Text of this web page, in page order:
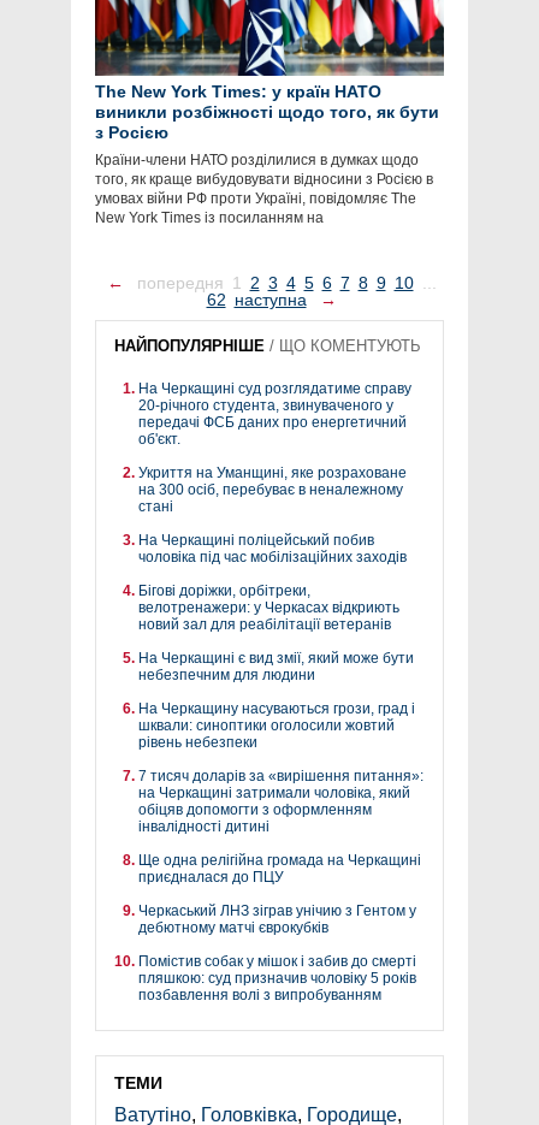
The New York Times: у країн НАТО
виникли розбіжності щодо того, як бути
з Росією
Країни-члени НАТО розділилися в думках щодо
того, як краще вибудовувати відносини з Росією в
умовах війни РФ проти Україні, повідомляє The
New York Times із посиланням на
← попередня 1 2 3 4 5 6 7 8 9 10 ...
62 наступна →
НАЙПОПУЛЯРНІШЕ / ЩО КОМЕНТУЮТЬ
На Черкащині суд розглядатиме справу
20-річного студента, звинуваченого у
передачі ФСБ даних про енергетичний
об'єкт.
Укриття на Уманщині, яке розраховане
на 300 осіб, перебуває в неналежному
стані
На Черкащині поліцейський побив
чоловіка під час мобілізаційних заходів
Бігові доріжки, орбітреки,
велотренажери: у Черкасах відкриють
новий зал для реабілітації ветеранів
На Черкащині є вид змії, який може бути
небезпечним для людини
На Черкащину насуваються грози, град і
шквали: синоптики оголосили жовтий
рівень небезпеки
7 тисяч доларів за «вирішення питання»:
на Черкащині затримали чоловіка, який
обіцяв допомогти з оформленням
інвалідності дитині
Ще одна релігійна громада на Черкащині
приєдналася до ПЦУ
Черкаський ЛНЗ зіграв унічию з Гентом у
дебютному матчі єврокубків
Помістив собак у мішок і забив до смерті
пляшкою: суд призначив чоловіку 5 років
позбавлення волі з випробуванням
ТЕМИ
Ватутіно, Головківка, Городище,